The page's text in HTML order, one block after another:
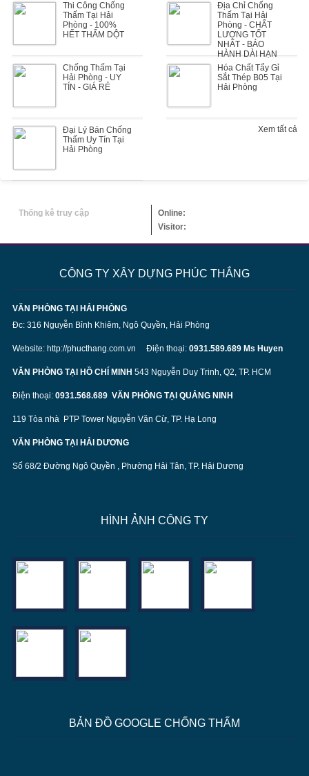
Thi Công Chống
Thấm Tại Hải
Phòng - 100%
HẾT THẤM DỘT
Địa Chỉ Chống
Thấm Tại Hải
Phòng - CHẤT
LƯỢNG TỐT
NHẤT - BẢO
HÀNH DÀI HẠN
Chống Thấm Tại
Hải Phòng - UY
TÍN - GIÁ RẺ
Hóa Chất Tẩy Gỉ
Sắt Thép B05 Tại
Hải Phòng
Đại Lý Bán Chống
Thấm Uy Tín Tại
Hải Phòng
Xem tất cả
Thống kê truy cập
Online:
Visitor:
CÔNG TY XÂY DỰNG PHÚC THẮNG
VĂN PHÒNG TẠI HẢI PHÒNG
Đc: 316 Nguyễn Bỉnh Khiêm, Ngô Quyền, Hải Phòng
Website: http://phucthang.com.vn Điện thoại: 0931.589.689 Ms Huyen
VĂN PHÒNG TẠI HỒ CHÍ MINH 543 Nguyễn Duy Trinh, Q2, TP. HCM
Điện thoại: 0931.568.689 VĂN PHÒNG TẠI QUẢNG NINH
119 Tòa nhà PTP Tower Nguyễn Văn Cừ, TP. Hạ Long
VĂN PHÒNG TẠI HẢI DƯƠNG
Số 68/2 Đường Ngô Quyền , Phường Hải Tân, TP. Hải Dương
HÌNH ẢNH CÔNG TY
BẢN ĐỒ GOOGLE CHỐNG THẤM